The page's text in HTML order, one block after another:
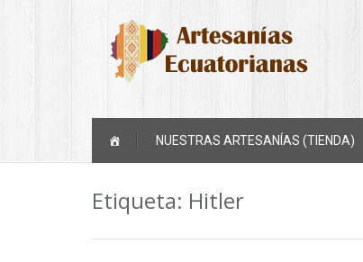
content
NUESTRAS ARTESANÍAS (TIENDA)
Etiqueta: Hitler